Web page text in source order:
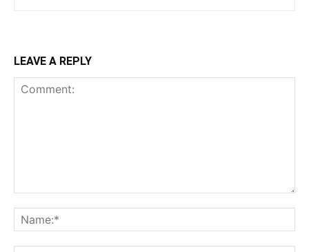
LEAVE A REPLY